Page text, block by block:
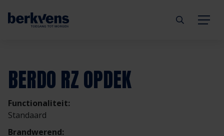
Deuren
Kozijnen
Eengezinswoning
Meergezinswoning
Aannemer
Architect
Inbraakwerend
Brandwerend
mijndeur.nl
Webshop
Blog
Organisatie
BERDO RZ OPDEK
Functionaliteit:
Standaard
Brandwerend: